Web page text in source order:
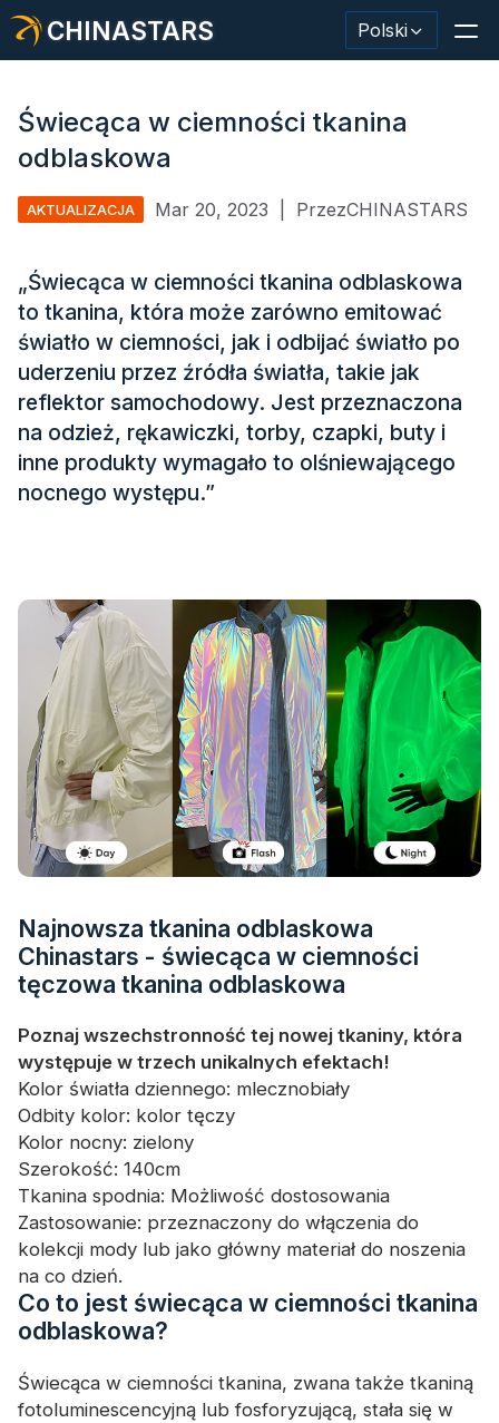
CHINASTARS Polski
Odzież ochronna
Materiał świecący w ciemności
Przemysłowe mycie wykończeniowe
Informacje o CHINASTARS
Nowy produkt
Wideo
Kontakt
Świecąca w ciemności tkanina
odblaskowa
AKTUALIZACJA Mar 20, 2023 PrzezCHINASTARS
„Świecąca w ciemności tkanina odblaskowa
to tkanina, która może zarówno emitować
światło w ciemności, jak i odbijać światło po
uderzeniu przez źródła światła, takie jak
reflektor samochodowy. Jest przeznaczona
na odzież, rękawiczki, torby, czapki, buty i
inne produkty wymagało to olśniewającego
nocnego występu.”
Najnowsza tkanina odblaskowa
Chinastars - świecąca w ciemności
tęczowa tkanina odblaskowa
Poznaj wszechstronność tej nowej tkaniny, która
występuje w trzech unikalnych efektach!
Kolor światła dziennego: mlecznobiały
Odbity kolor: kolor tęczy
Kolor nocny: zielony
Szerokość: 140cm
Tkanina spodnia: Możliwość dostosowania
Zastosowanie: przeznaczony do włączenia do
kolekcji mody lub jako główny materiał do noszenia
na co dzień.
Co to jest świecąca w ciemności tkanina
odblaskowa?
Świecąca w ciemności tkanina, zwana także tkaniną
fotoluminescencyjną lub fosforyzującą, stała się w